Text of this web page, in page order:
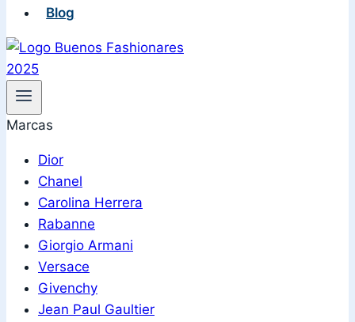
Blog
Marcas
Dior
Chanel
Carolina Herrera
Rabanne
Giorgio Armani
Versace
Givenchy
Jean Paul Gaultier